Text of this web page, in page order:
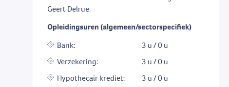
Geert Delrue
Opleidingsuren (algemeen/sectorspecifiek)
Bank:
3 u / 0 u
Verzekering:
3 u / 0 u
Hypothecair krediet:
3 u / 0 u